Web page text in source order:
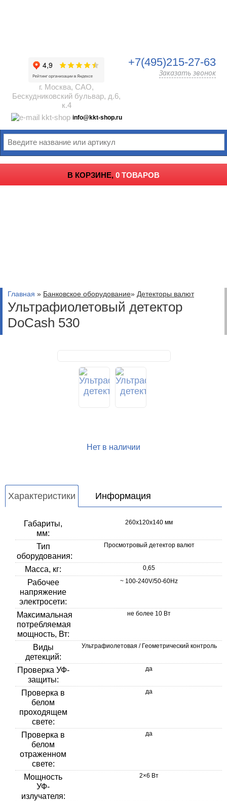
г. Москва, САО,
Бескудниковский бульвар, д.6,
к.4
info@kkt-shop.ru
+7(495)215-27-63
Заказать звонок
В КОРЗИНЕ, 0 ТОВАРОВ
Главная » Банковское оборудование» Детекторы валют
Ультрафиолетовый детектор
DoCash 530
Нет в наличии
Характеристики Информация
Габариты,
мм:
260x120x140 мм
Тип
оборудования:
Просмотровый детектор валют
Масса, кг: 0,65
Рабочее
напряжение
электросети:
~ 100-240V/50-60Hz
Максимальная
потребляемая
мощность, Вт:
не более 10 Вт
Виды
детекций:
Ультрафиолетовая / Геометрический контроль
Проверка УФ-
защиты:
да
Проверка в
белом
проходящем
свете:
да
Проверка в
белом
отраженном
свете:
да
Мощность
УФ-
излучателя:
2×6 Вт